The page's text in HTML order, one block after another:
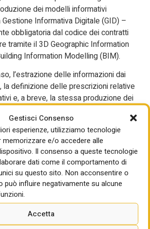
Gestisci Consenso
esperienze, utilizziamo tecnologie
e/o accedere alle
Il consenso a queste tecnologie
dati come il comportamento di
su questo sito. Non acconsentire o
può influire negativamente su alcune
Accetta
dei modelli informativi
Informativa Digitale (GID) –
obbligatoria dal codice dei contratti
tramite il 3D Geographic Information
Information Modelling (BIM).
l’estrazione delle informazioni dai
la definizione delle prescrizioni relative
e, a breve, la stessa produzione dei
dei modelli linguistici di grandi
a tutto, dovrebbero essere addestrati
giurisprudenza, assai nutrita, relativa
tra due edifici).
semi automatizzato di istruttoria,
alla conferenza di servizi,
di umanità nella decisione
il controllo umano sull’esito del
amministrativo.